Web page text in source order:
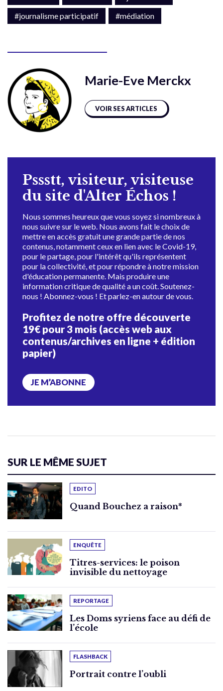
#journalisme participatif
#médiation
Marie-Eve Merckx
VOIR SES ARTICLES
Pssstt, visiteur, visiteuse
du site d'Alter Échos !
Nous sommes heureux que vous soyez si nombreux à
nous suivre sur le web. Nous avons fait le choix de
mettre en accès gratuit une grande partie de nos
contenus, notamment ceux en lien avec le Covid-19,
pour le partage, pour l'intérêt qu'ils représentent
pour la collectivité, et pour répondre à notre mission
d'éducation permanente. Mais produire une
information critique de qualité a un coût. Soutenez-
nous ! Abonnez-vous ! Et parlez-en autour de vous.
Profitez de notre offre découverte
19€ pour 3 mois (accès web aux
contenus/archives en ligne + édition
papier)
JE M’ABONNE
SUR LE MÊME SUJET
EDITO
Quand Bouchez a raison*
ENQUÊTE
Titres-services: le poison
invisible du nettoyage
REPORTAGE
Les Doms syriens face au défi de
l’école
FLASHBACK
Portrait contre l’oubli